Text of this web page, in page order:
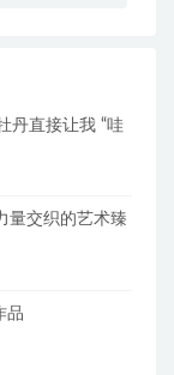
丹直接让我 “哇
量交织的艺术臻
品